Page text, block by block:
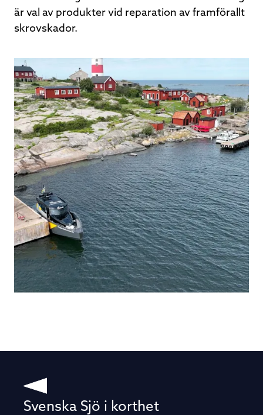
är val av produkter vid reparation av framförallt
skrovskador.
Svenska Sjö i korthet